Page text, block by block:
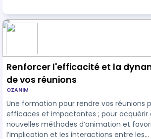
permet de créer de l’auto-bienveillance.
(indispensable : on ne peut transmettre
Renforcer l'efficacité et la
de vos réunions
OZANIM
Une formation pour rendre vos réunions
efficaces et impactantes ; pour acquérir
nouvelles méthodes d’animation et
l’implication et les interactions entre les